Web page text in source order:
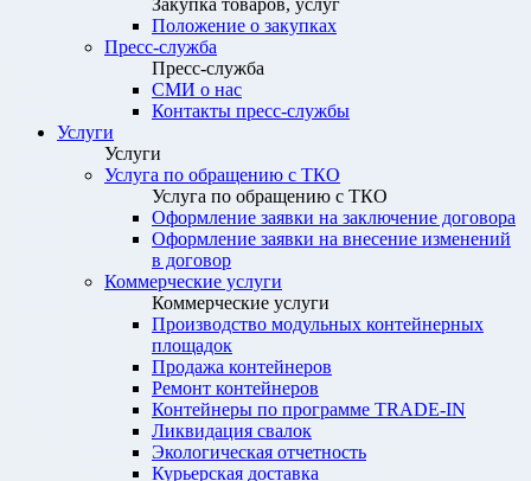
Закупка товаров, услуг
Положение о закупках
Пресс-служба
Пресс-служба
СМИ о нас
Контакты пресс-службы
Услуги
Услуги
Услуга по обращению с ТКО
Услуга по обращению с ТКО
Оформление заявки на заключение договора
Оформление заявки на внесение изменений
в договор
Коммерческие услуги
Коммерческие услуги
Производство модульных контейнерных
площадок
Продажа контейнеров
Ремонт контейнеров
Контейнеры по программе TRADE-IN
Ликвидация свалок
Экологическая отчетность
Курьерская доставка